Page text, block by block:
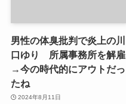
男性の体臭批判で炎上の川
口ゆり 所属事務所を解雇
→今の時代的にアウトだっ
たね
2024年8月11日